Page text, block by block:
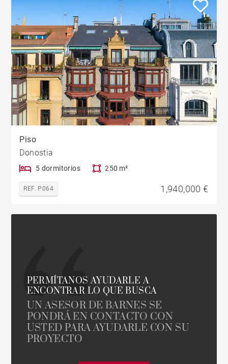
Piso
Donostia
5 dormitorios 250 m²
REF. P064 1,940,000 €
PERMÍTANOS AYUDARLE A
ENCONTRAR LO QUE BUSCA
UN ASESOR DE BARNES SE
PONDRÁ EN CONTACTO CON
USTED PARA AYUDARLE CON SU
PROYECTO